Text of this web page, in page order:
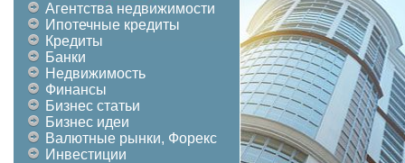
Агентства недвижимости
Ипотечные кредиты
Кредиты
Банки
Недвижимость
Финансы
Бизнес статьи
Бизнес идеи
Валютные рынки, Форекс
Инвестиции